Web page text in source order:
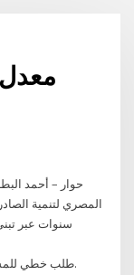
حوار – أحمد
طلب خطي